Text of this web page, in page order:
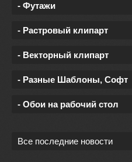
- Футажи
- Растровый клипарт
- Векторный клипарт
- Разные Шаблоны, Софт
- Обои на рабочий стол
Все последние новости